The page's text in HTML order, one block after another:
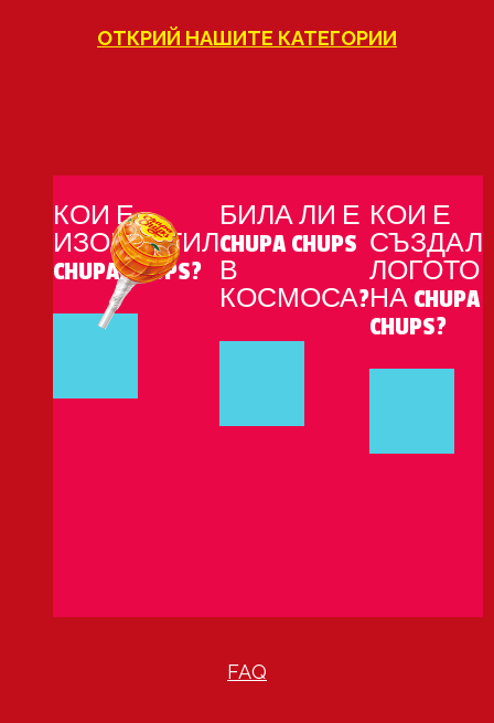
ОТКРИЙ НАШИТЕ КАТЕГОРИИ
КОЙ Е
ИЗОБРЕТИЛ
CHUPA CHUPS?
БИЛА ЛИ Е
CHUPA CHUPS
В
КОСМОСА?
КОЙ Е
СЪЗДАЛ
ЛОГОТО
НА CHUPA
CHUPS?
FAQ